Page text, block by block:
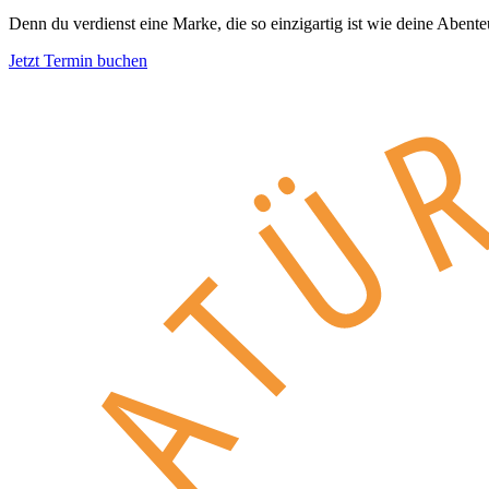
Denn du verdienst eine Marke, die so einzigartig ist wie deine
Jetzt Termin buchen